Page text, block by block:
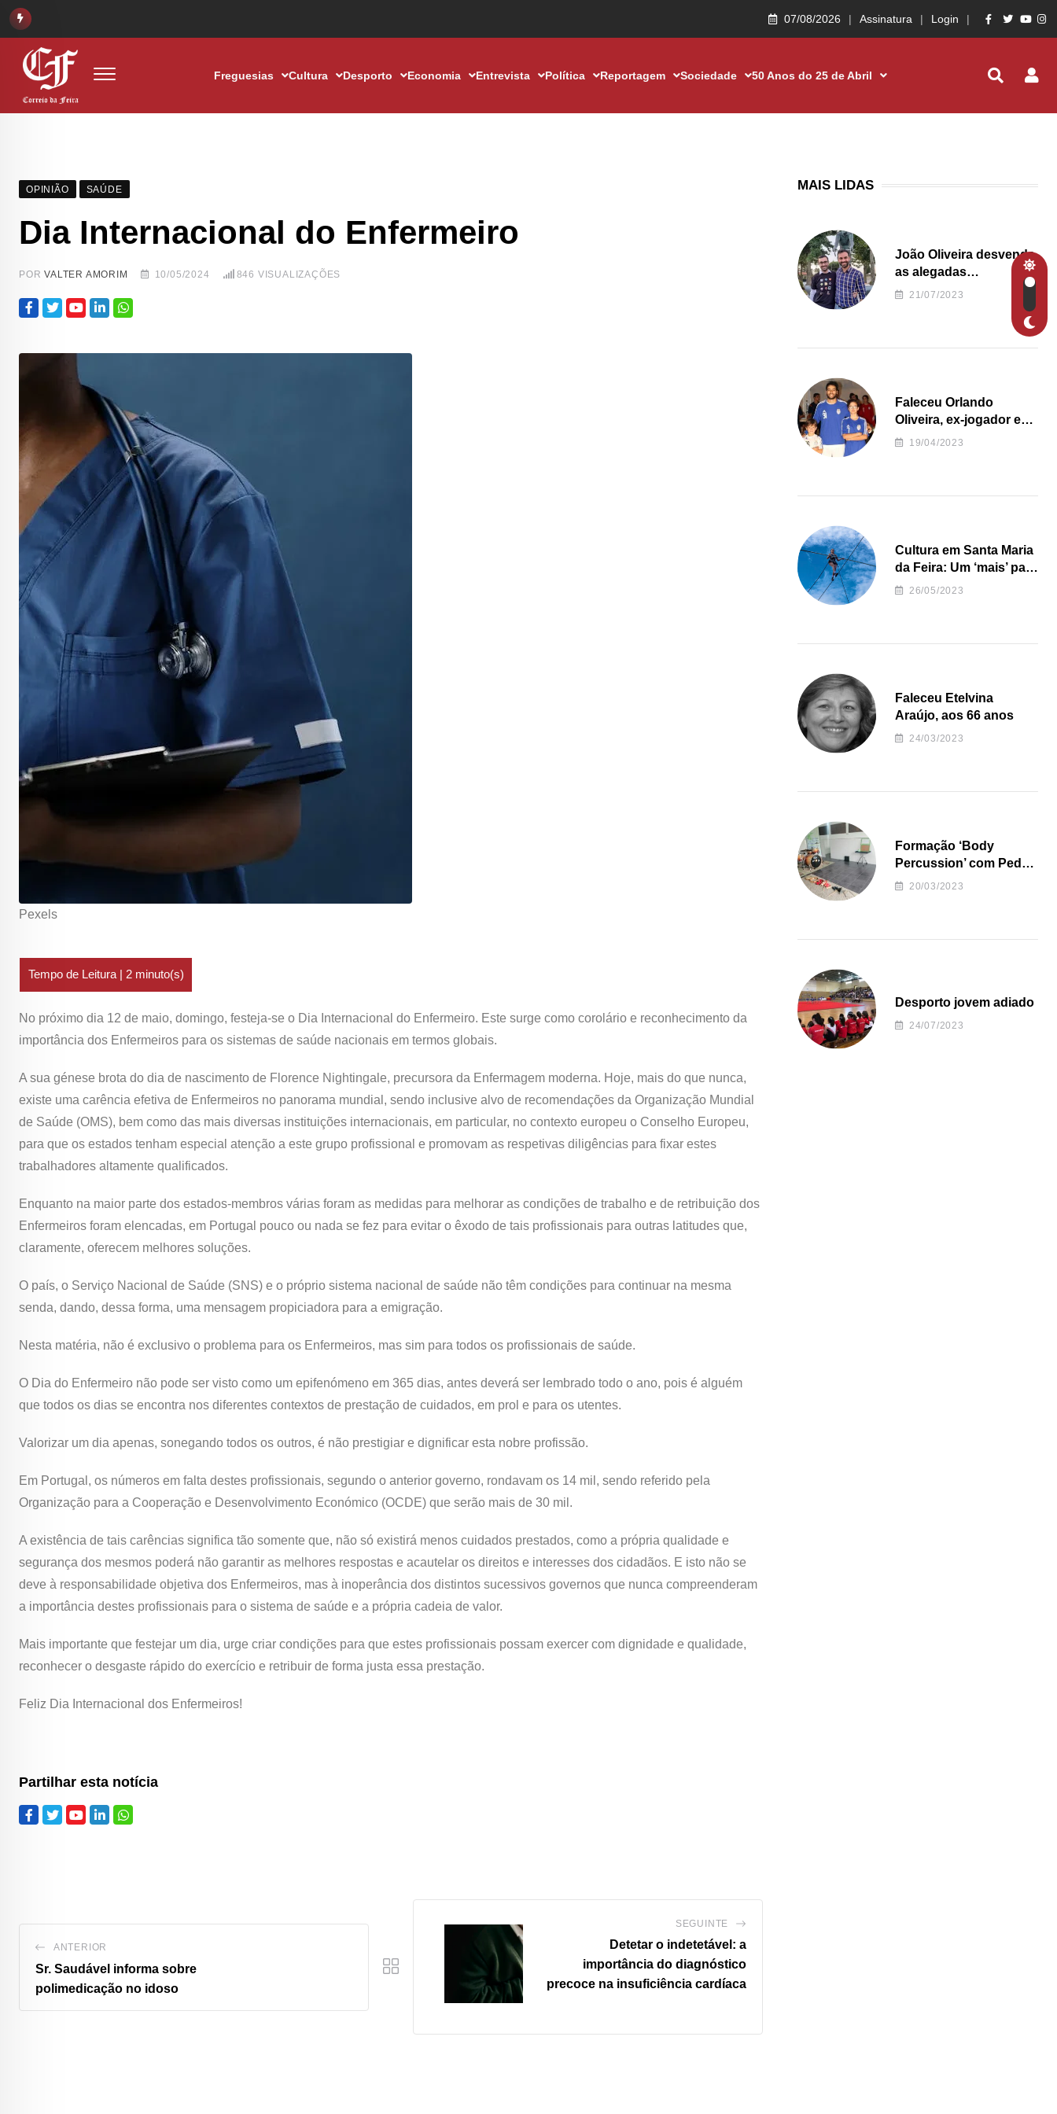
07/08/2026 Assinatura Login
Freguesias Cultura Desporto Economia Entrevista Política Reportagem Sociedade 50 Anos do 25 de Abril
OPINIÃO SAÚDE
Dia Internacional do Enfermeiro
PORVALTER AMORIM 10/05/2024 846 VISUALIZAÇÕES
Pexels
No próximo dia 12 de maio, domingo, festeja-se o Dia Internacional do Enfermeiro. Este surge como corolário e reconhecimento da
importância dos Enfermeiros para os sistemas de saúde nacionais em termos globais.
A sua génese brota do dia de nascimento de Florence Nightingale, precursora da Enfermagem moderna. Hoje, mais do que nunca,
existe uma carência efetiva de Enfermeiros no panorama mundial, sendo inclusive alvo de recomendações da Organização Mundial
de Saúde (OMS), bem como das mais diversas instituições internacionais, em particular, no contexto europeu o Conselho Europeu,
para que os estados tenham especial atenção a este grupo profissional e promovam as respetivas diligências para fixar estes
trabalhadores altamente qualificados.
Enquanto na maior parte dos estados-membros várias foram as medidas para melhorar as condições de trabalho e de retribuição dos
Enfermeiros foram elencadas, em Portugal pouco ou nada se fez para evitar o êxodo de tais profissionais para outras latitudes que,
claramente, oferecem melhores soluções.
O país, o Serviço Nacional de Saúde (SNS) e o próprio sistema nacional de saúde não têm condições para continuar na mesma
senda, dando, dessa forma, uma mensagem propiciadora para a emigração.
Nesta matéria, não é exclusivo o problema para os Enfermeiros, mas sim para todos os profissionais de saúde.
O Dia do Enfermeiro não pode ser visto como um epifenómeno em 365 dias, antes deverá ser lembrado todo o ano, pois é alguém
que todos os dias se encontra nos diferentes contextos de prestação de cuidados, em prol e para os utentes.
Valorizar um dia apenas, sonegando todos os outros, é não prestigiar e dignificar esta nobre profissão.
Em Portugal, os números em falta destes profissionais, segundo o anterior governo, rondavam os 14 mil, sendo referido pela
Organização para a Cooperação e Desenvolvimento Económico (OCDE) que serão mais de 30 mil.
A existência de tais carências significa tão somente que, não só existirá menos cuidados prestados, como a própria qualidade e
segurança dos mesmos poderá não garantir as melhores respostas e acautelar os direitos e interesses dos cidadãos. E isto não se
deve à responsabilidade objetiva dos Enfermeiros, mas à inoperância dos distintos sucessivos governos que nunca compreenderam
a importância destes profissionais para o sistema de saúde e a própria cadeia de valor.
Mais importante que festejar um dia, urge criar condições para que estes profissionais possam exercer com dignidade e qualidade,
reconhecer o desgaste rápido do exercício e retribuir de forma justa essa prestação.
Feliz Dia Internacional dos Enfermeiros!
Partilhar esta notícia
ANTERIOR
Sr. Saudável informa sobre
polimedicação no idoso
SEGUINTE
Detetar o indetetável: a
importância do diagnóstico
precoce na insuficiência cardíaca
MAIS LIDAS
João Oliveira desvenda
as alegadas
irregularidades da
Junta de Freguesia S.
21/07/2023
Faleceu Orlando
Oliveira, ex-jogador e
treinador da formação
19/04/2023
Cultura em Santa Maria
da Feira: Um ‘mais’ para
o Concelho
26/05/2023
Faleceu Etelvina
Araújo, aos 66 anos
24/03/2023
Formação ‘Body
Percussion’ com Pedro
Almeida
20/03/2023
Desporto jovem adiado
24/07/2023